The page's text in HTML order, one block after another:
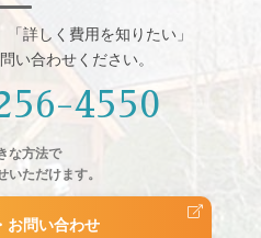
「詳しく費用を知りたい」
い合わせください。
4550
な方法で
いただけます。
お問い合わせ